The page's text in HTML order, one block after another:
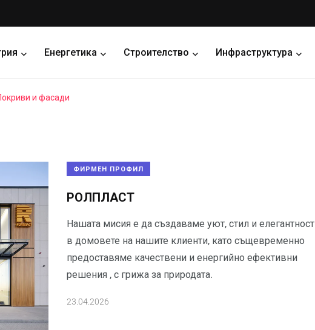
Енергетика Строителство Инфраструктура
и фасади
ФИРМЕН ПРОФИЛ
РОЛПЛАСТ
Нашата мисия е да създаваме уют, стил и елегантност
в домовете на нашите клиенти, като същевременно
предоставяме качествени и енергийно ефективни
решения , с грижа за природата.
23.04.2026